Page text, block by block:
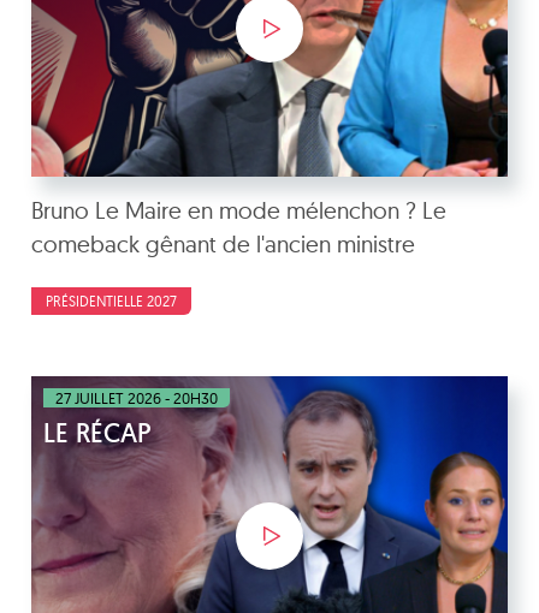
Bruno Le Maire en mode mélenchon ? Le
comeback gênant de l'ancien ministre
PRÉSIDENTIELLE 2027
27 JUILLET 2026 - 20H30
LE RÉCAP